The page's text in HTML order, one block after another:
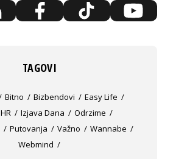
TAGOVI
Bitno Bizbendovi
Easy Life
HR Izjava Dana
Odrzime
Putovanja Važno
Wannabe
Webmind